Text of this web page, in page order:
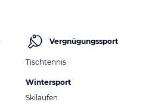
Vergnügungssport
Tischtennis
Wintersport
Skilaufen